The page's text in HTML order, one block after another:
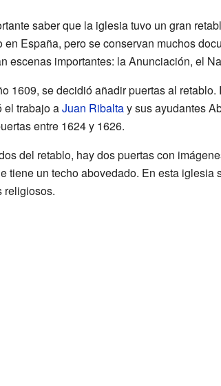
saber que la iglesia tuvo un gran
en España, pero se conservan muchos
escenas importantes: la Anunciación, el
1609, se decidió añadir puertas al
el trabajo aJuan Ribaltay sus ayudantes
entre 1624 y 1626.
del retablo, hay dos puertas con
tiene un techo abovedado. En esta iglesia
religiosos.